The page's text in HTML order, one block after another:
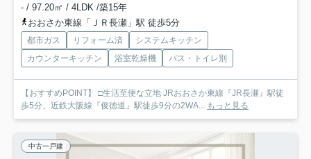
- / 97.20㎡ / 4LDK /築15年
おおさか東線「ＪＲ長瀬」駅 徒歩5分
都市ガス リフォーム済
システムキッチン
カウンターキッチン
浴室乾燥機 バス・トイレ別
【おすすめPOINT】 □生活至便な立地 JRおおさか東線『JR長瀬』駅徒
歩5分、近鉄大阪線『俊徳道』駅徒歩9分の2WA...
もっと見る
中古一戸建